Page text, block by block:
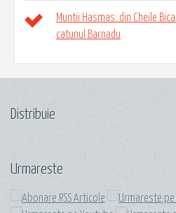
Muntii Hasmas: din Cheile
catunul Barnadu
Distribuie
Urmareste